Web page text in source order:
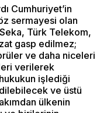
Cumhuriyet’in
sermayesi olan
Türk Telekom,
gasp edilmez;
ve daha niceleri
verilerek
işlediği
ve üstü
ülkenin